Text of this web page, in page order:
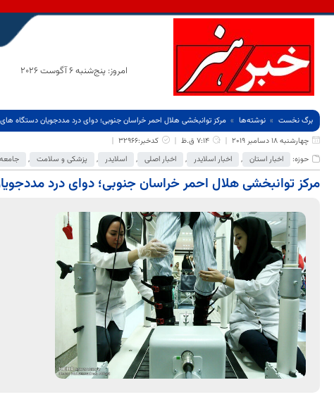
امروز: پنج‌شنبه 6 آگوست 2026
برگ نخست نوشته‌ها
مرکز توانبخشی هلال احمر خراسان جنوبی؛ دوای درد مددجویان دستگاه
چهارشنبه 18 دسامبر 2019
7:14 ق.ظ
کدخبر:32966
حوزه:
اخبار استان , اخبار اسلایدر , اخبار اصلی , اسلایدر , پزشکی و سلامت , جامعه
مرکز توانبخشی هلال احمر خراسان جنوبی؛ دوای درد